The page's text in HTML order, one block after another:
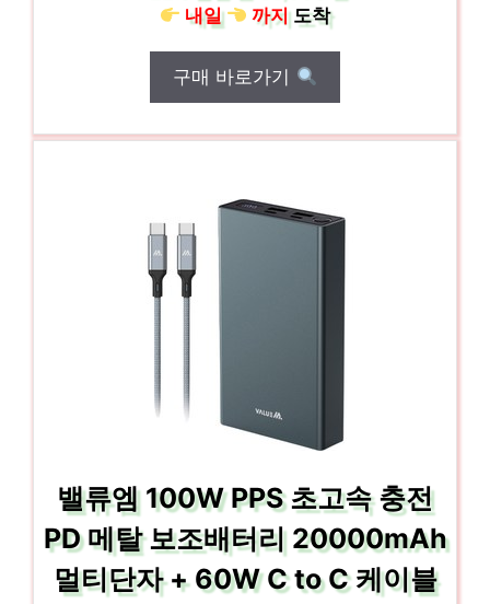
내일
까지도착
구매 바로가기
밸류엠 100W PPS 초고속 충전
PD 메탈 보조배터리 20000mAh
멀티단자 + 60W C to C 케이블